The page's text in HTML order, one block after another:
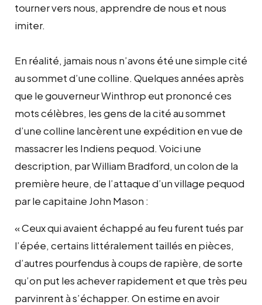
tourner vers nous, apprendre de nous et nous
imiter.
En réalité, jamais nous n’avons été une simple cité
au sommet d’une colline. Quelques années après
que le gouverneur Winthrop eut prononcé ces
mots célèbres, les gens de la cité au sommet
d’une colline lancèrent une expédition en vue de
massacrer les Indiens pequod. Voici une
description, par William Bradford, un colon de la
première heure, de l’attaque d’un village pequod
par le capitaine John Mason :
« Ceux qui avaient échappé au feu furent tués par
l’épée, certains littéralement taillés en pièces,
d’autres pourfendus à coups de rapière, de sorte
qu’on put les achever rapidement et que très peu
parvinrent à s’échapper. On estime en avoir